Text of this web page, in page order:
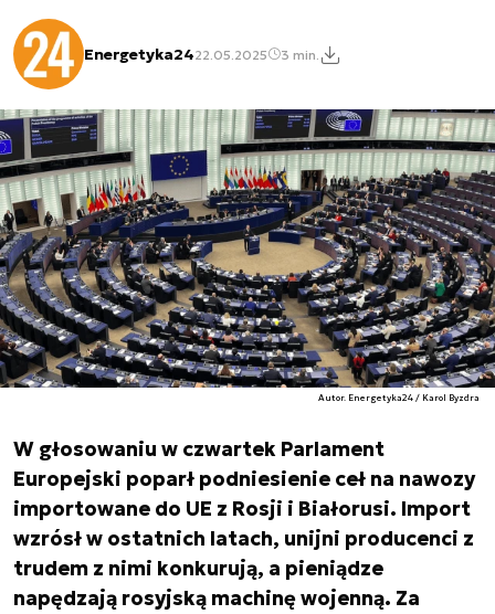
Energetyka2422.05.2025 3 min.
Autor. Energetyka24 / Karol Byzdra
W głosowaniu w czwartek Parlament
Europejski poparł podniesienie ceł na nawozy
importowane do UE z Rosji i Białorusi. Import
wzrósł w ostatnich latach, unijni producenci z
trudem z nimi konkurują, a pieniądze
napędzają rosyjską machinę wojenną. Za